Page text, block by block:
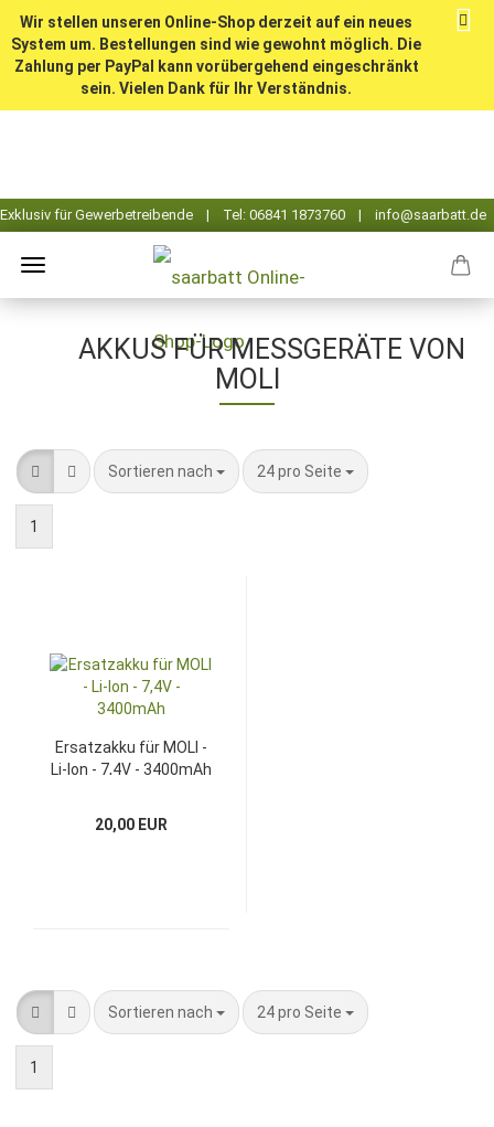
Wir stellen unseren Online-Shop derzeit auf ein neues
System um. Bestellungen sind wie gewohnt möglich. Die
Zahlung per PayPal kann vorübergehend eingeschränkt
sein. Vielen Dank für Ihr Verständnis.
AKKUS FÜR MESSGERÄTE VON
MOLI
Sortieren nach
Sortieren nach 24 pro Seite
pro Seite
1
Ersatzakku für MOLI -
Li-Ion - 7,4V - 3400mAh
20,00 EUR
Sortieren nach
Sortieren nach 24 pro Seite
pro Seite
1